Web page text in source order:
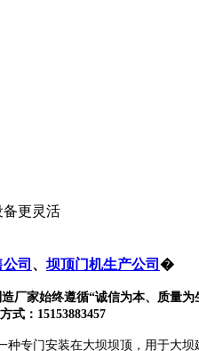
备更灵活
司 、 坝顶门机生产公司 �
家始终遵循“诚信为本、质量
式：15153883457
种专门安装在大坝坝顶，用于大